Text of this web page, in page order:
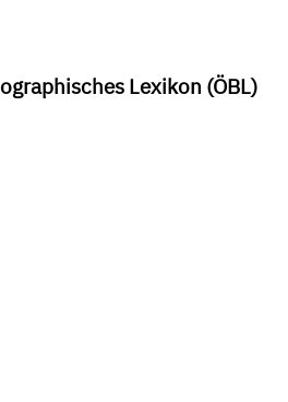
Lexikon (ÖBL)